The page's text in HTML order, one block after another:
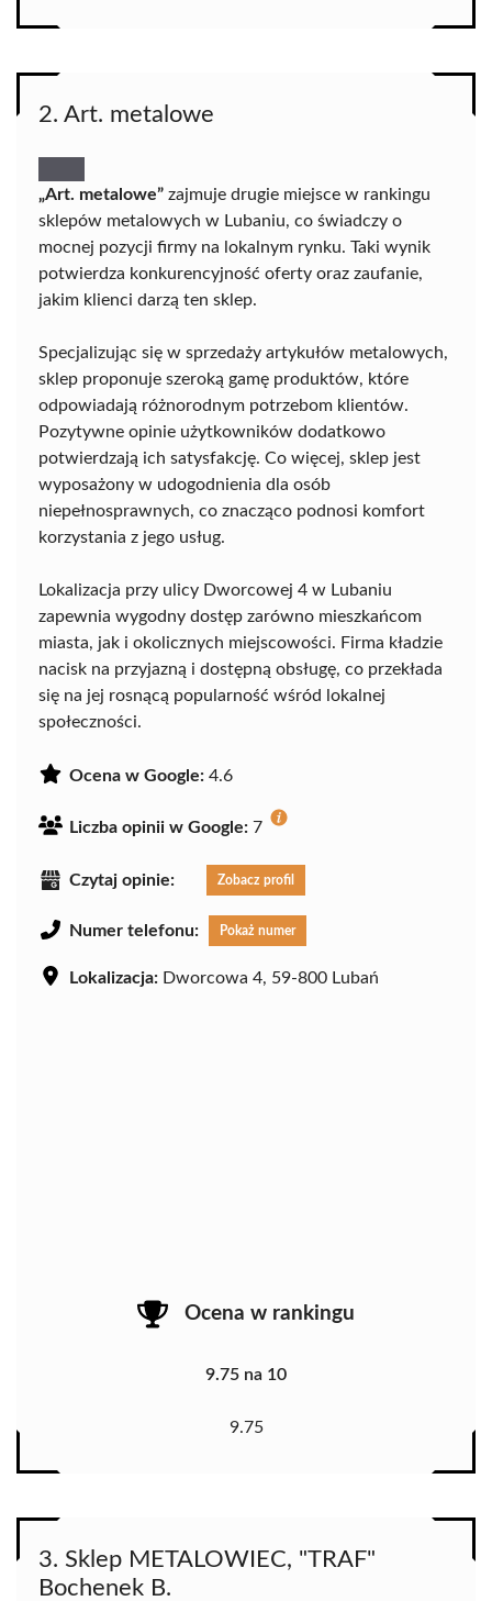
2. Art. metalowe
„Art. metalowe” zajmuje drugie miejsce w rankingu
sklepów metalowych w Lubaniu, co świadczy o
mocnej pozycji firmy na lokalnym rynku. Taki wynik
potwierdza konkurencyjność oferty oraz zaufanie,
jakim klienci darzą ten sklep.
Specjalizując się w sprzedaży artykułów metalowych,
sklep proponuje szeroką gamę produktów, które
odpowiadają różnorodnym potrzebom klientów.
Pozytywne opinie użytkowników dodatkowo
potwierdzają ich satysfakcję. Co więcej, sklep jest
wyposażony w udogodnienia dla osób
niepełnosprawnych, co znacząco podnosi komfort
korzystania z jego usług.
Lokalizacja przy ulicy Dworcowej 4 w Lubaniu
zapewnia wygodny dostęp zarówno mieszkańcom
miasta, jak i okolicznych miejscowości. Firma kładzie
nacisk na przyjazną i dostępną obsługę, co przekłada
się na jej rosnącą popularność wśród lokalnej
społeczności.
Ocena w Google: 4.6
Liczba opinii w Google: 7
Czytaj opinie: Zobacz profil
Numer telefonu: Pokaż numer
Lokalizacja: Dworcowa 4, 59-800 Lubań
Ocena w rankingu
9.75 na 10
9.75
3. Sklep METALOWIEC, "TRAF"
Bochenek B.